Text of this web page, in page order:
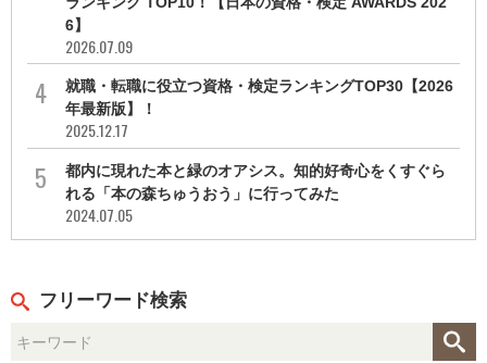
6】
2026.07.09
就職・転職に役立つ資格・検定ランキングTOP30【2026
年最新版】！
2025.12.17
都内に現れた本と緑のオアシス。知的好奇心をくすぐら
れる「本の森ちゅうおう」に行ってみた
2024.07.05
フリーワード検索